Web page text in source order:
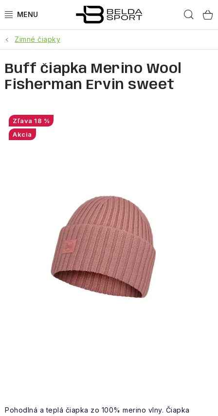
na
ŠPORTY
BEH
GOLDBERGH
OBLEČENIE
Doprava a platba
Zimné čiapky
Pohodlná a teplá čiapka zo 100% merino vlny. Čiapka
Buff čiapka Merino Wool
Fisherman Ervin sweet
18 %
Akcia